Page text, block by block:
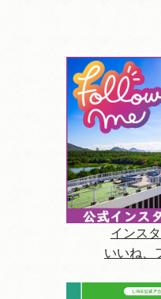
インス
いいね、